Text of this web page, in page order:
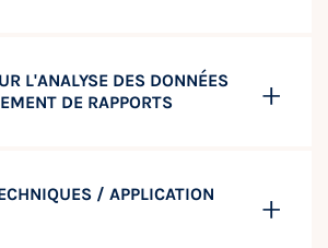
L'ANALYSE DES DONNÉES
DE RAPPORTS
/ APPLICATION